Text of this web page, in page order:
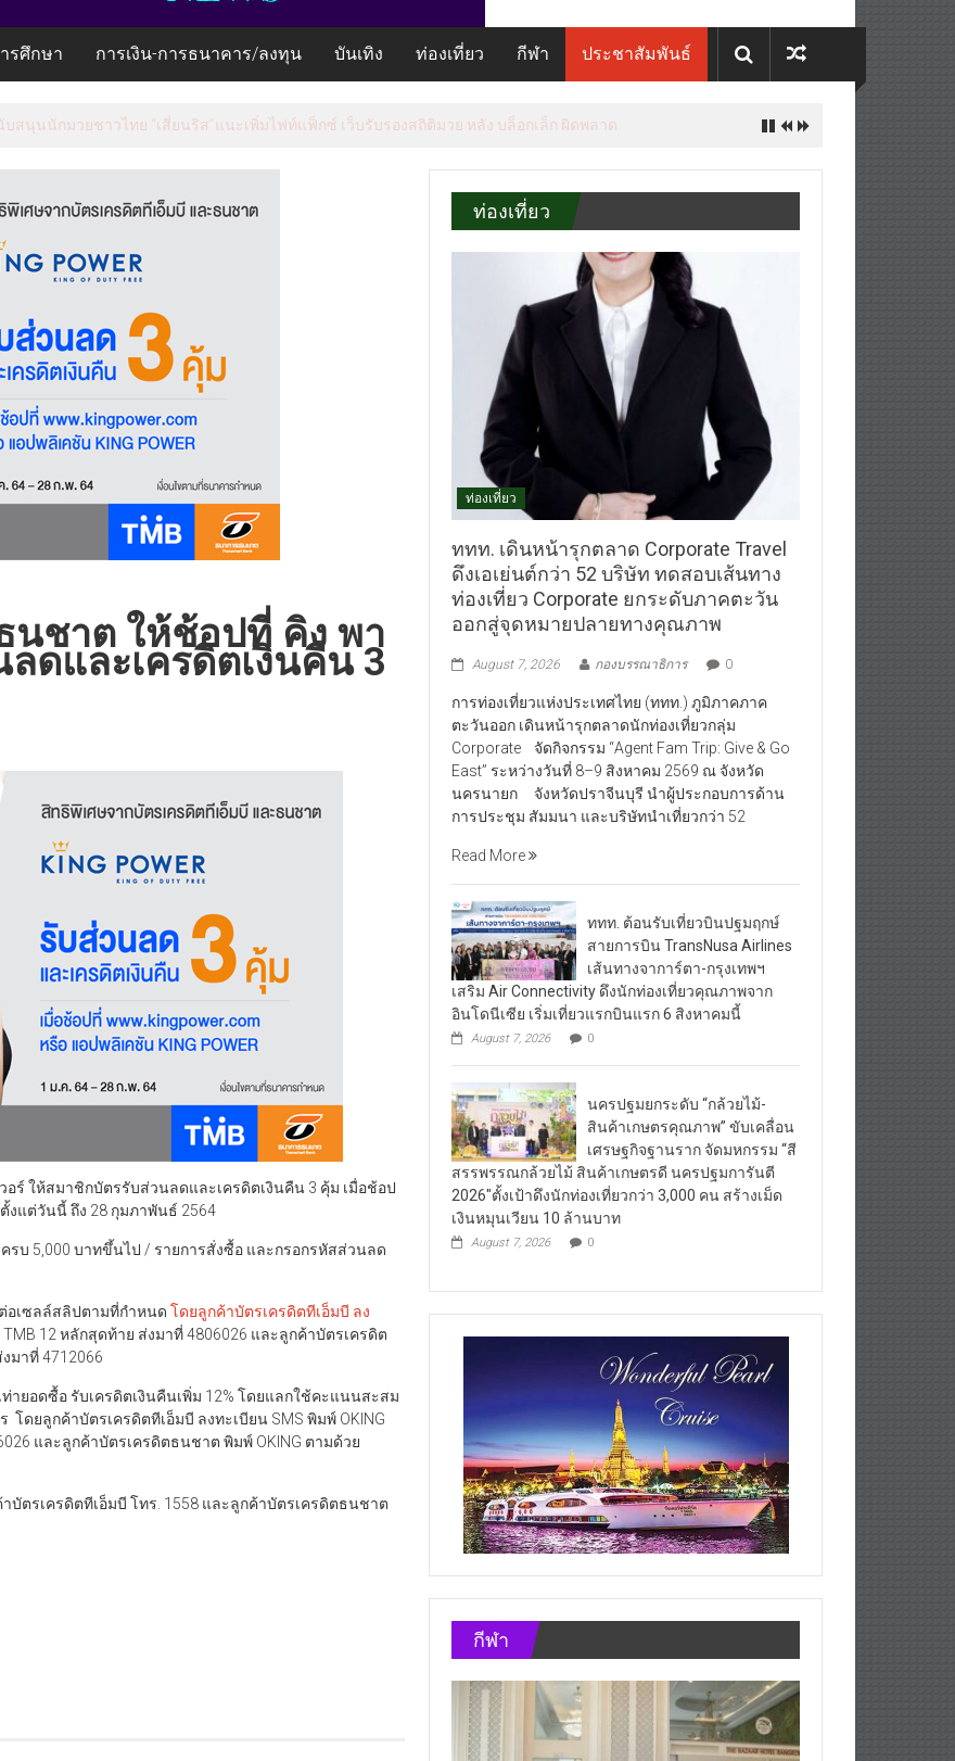
รศึกษา การเงิน-การธนาคาร/ลงทุน บันเทิง ท่องเที่ยว กีฬา ประชาสัมพันธ์
นุนนักมวยชาวไทย “เสี่ยนริส”แนะเพิ่มไฟท์แฟ็กซ์ เว็บรับรองสถิติมวย หลัง บล็อกเล็ก ผิดพลาด
นชาต ให้ช้อปที่ คิง พา
ดและเครดิตเงินคืน 3
ร์ ให้สมาชิกบัตรรับส่วนลดและเครดิตเงินคืน 3 คุ้ม เมื่อช้อป
งแต่วันนี้ ถึง 28 กุมภาพันธ์ 2564
บ 5,000 บาทขึ้นไป / รายการสั่งซื้อ และกรอกรหัสส่วนลด
อเซลล์สลิปตามที่กำหนด โดยลูกค้าบัตรเครดิตทีเอ็มบี ลง
12 หลักสุดท้าย ส่งมาที่ 4806026 และลูกค้าบัตรเครดิต
มาที่ 4712066
ายอดซื้อ รับเครดิตเงินคืนเพิ่ม 12% โดยแลกใช้คะแนนสะสม
ดยลูกค้าบัตรเครดิตทีเอ็มบี ลงทะเบียน SMS พิมพ์ OKING
และลูกค้าบัตรเครดิตธนชาต พิมพ์ OKING ตามด้วย
บัตรเครดิตทีเอ็มบี โทร. 1558 และลูกค้าบัตรเครดิตธนชาต
ท่องเที่ยว
ท่องเที่ยว
ททท. เดินหน้ารุกตลาด Corporate Travel
ดึงเอเย่นต์กว่า 52 บริษัท ทดสอบเส้นทาง
ท่องเที่ยว Corporate ยกระดับภาคตะวัน
ออกสู่จุดหมายปลายทางคุณภาพ
August 7, 2026 กองบรรณาธิการ 0
การท่องเที่ยวแห่งประเทศไทย (ททท.) ภูมิภาคภาค
ตะวันออก เดินหน้ารุกตลาดนักท่องเที่ยวกลุ่ม
Corporate จัดกิจกรรม “Agent Fam Trip: Give & Go
East” ระหว่างวันที่ 8–9 สิงหาคม 2569 ณ จังหวัด
นครนายก จังหวัดปราจีนบุรี นำผู้ประกอบการด้าน
การประชุม สัมมนา และบริษัทนำเที่ยวกว่า 52
Read More
ททท. ต้อนรับเที่ยวบินปฐมฤกษ์
สายการบิน TransNusa Airlines
เส้นทางจาการ์ตา-กรุงเทพฯ
เสริม Air Connectivity ดึงนักท่องเที่ยวคุณภาพจาก
อินโดนีเซีย เริ่มเที่ยวแรกบินแรก 6 สิงหาคมนี้
August 7, 2026 0
นครปฐมยกระดับ “กล้วยไม้-
สินค้าเกษตรคุณภาพ” ขับเคลื่อน
เศรษฐกิจฐานราก จัดมหกรรม “สี
สรรพรรณกล้วยไม้ สินค้าเกษตรดี นครปฐมการันตี
2026″ตั้งเป้าดึงนักท่องเที่ยวกว่า 3,000 คน สร้างเม็ด
เงินหมุนเวียน 10 ล้านบาท
August 7, 2026 0
กีฬา